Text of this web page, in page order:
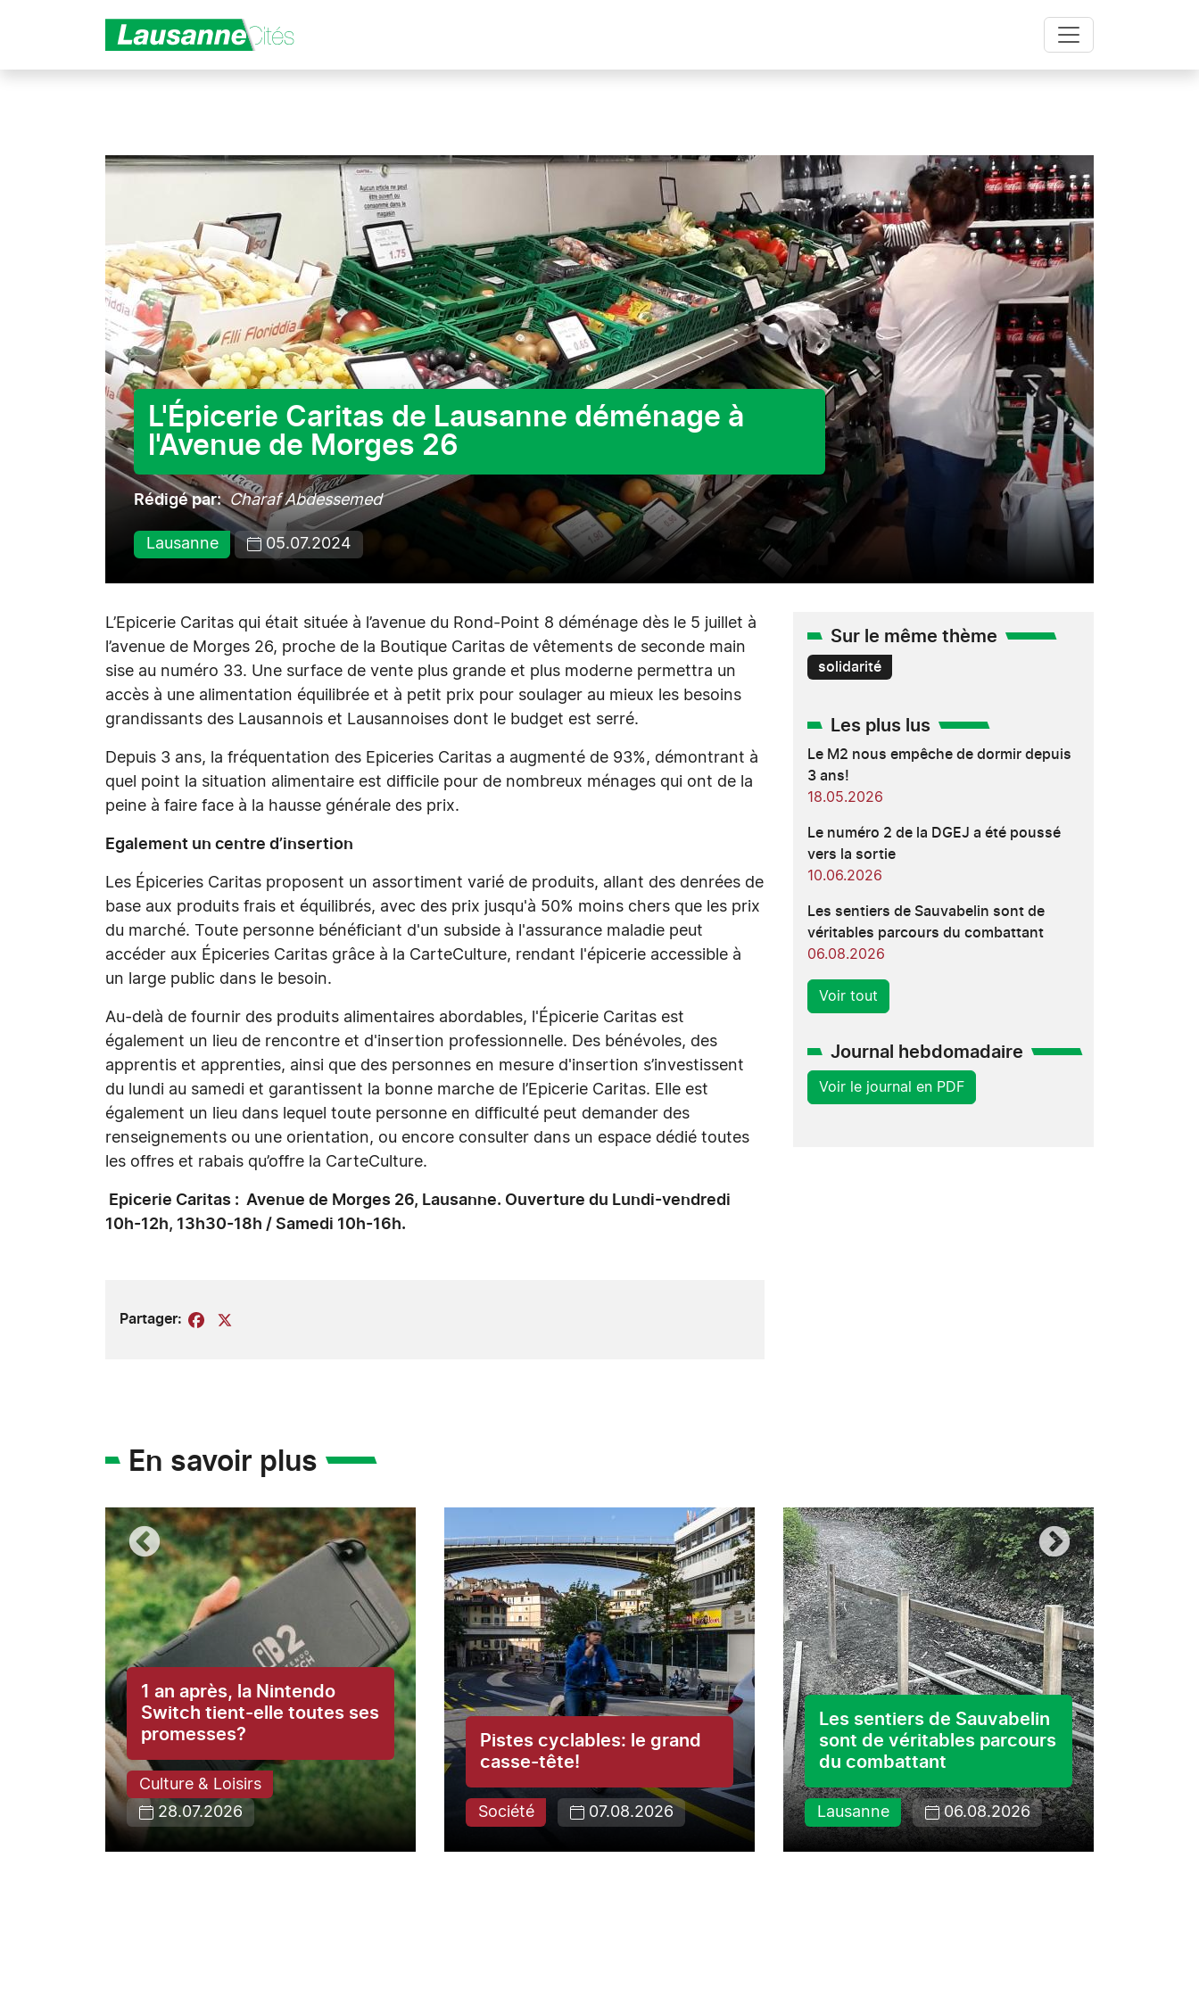
L'Épicerie Caritas de Lausanne déménage à
l'Avenue de Morges 26
Rédigé par Charaf Abdessemed
Lausanne 05.07.2024
L’Epicerie Caritas qui était située à l’avenue du Rond-Point 8 déménage dès le 5 juillet à
l’avenue de Morges 26, proche de la Boutique Caritas de vêtements de seconde main
sise au numéro 33. Une surface de vente plus grande et plus moderne permettra un
accès à une alimentation équilibrée et à petit prix pour soulager au mieux les besoins
grandissants des Lausannois et Lausannoises dont le budget est serré.
Depuis 3 ans, la fréquentation des Epiceries Caritas a augmenté de 93%, démontrant à
quel point la situation alimentaire est difficile pour de nombreux ménages qui ont de la
peine à faire face à la hausse générale des prix.
Egalement un centre d’insertion
Les Épiceries Caritas proposent un assortiment varié de produits, allant des denrées de
base aux produits frais et équilibrés, avec des prix jusqu'à 50% moins chers que les prix
du marché. Toute personne bénéficiant d'un subside à l'assurance maladie peut
accéder aux Épiceries Caritas grâce à la CarteCulture, rendant l'épicerie accessible à
un large public dans le besoin.
Au-delà de fournir des produits alimentaires abordables, l'Épicerie Caritas est
également un lieu de rencontre et d'insertion professionnelle. Des bénévoles, des
apprentis et apprenties, ainsi que des personnes en mesure d'insertion s’investissent
du lundi au samedi et garantissent la bonne marche de l’Epicerie Caritas. Elle est
également un lieu dans lequel toute personne en difficulté peut demander des
renseignements ou une orientation, ou encore consulter dans un espace dédié toutes
les offres et rabais qu’offre la CarteCulture.
Epicerie Caritas : Avenue de Morges 26, Lausanne. Ouverture du Lundi-vendredi
10h-12h, 13h30-18h / Samedi 10h-16h.
Partager: Facebook
Sur le même thème
solidarité
Les plus lus
Le M2 nous empêche de dormir depuis
3 ans!
18.05.2026
Le numéro 2 de la DGEJ a été poussé
vers la sortie
10.06.2026
Les sentiers de Sauvabelin sont de
véritables parcours du combattant
06.08.2026
Voir tout
Journal hebdomadaire
Voir le journal en PDF
En savoir plus
1 an après, la Nintendo
Switch tient-elle toutes ses
promesses?
Culture & Loisirs
28.07.2026
Pistes cyclables: le grand
casse-tête!
Société 07.08.2026
Les sentiers de Sauvabelin
sont de véritables parcours
du combattant
Lausanne 06.08.2026